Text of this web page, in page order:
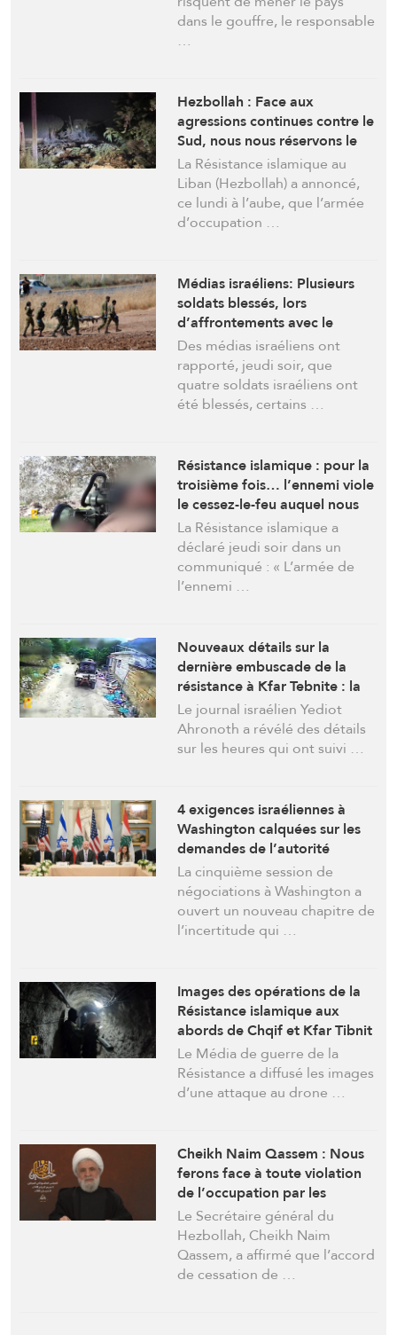
dans le gouffre, le responsable
…
Hezbollah : Face aux
agressions continues contre le
Sud, nous nous réservons le
droit plein et entier de
défendre notre patrie
La Résistance islamique au
Liban (Hezbollah) a annoncé,
ce lundi à l’aube, que l’armée
d’occupation …
Médias israéliens: Plusieurs
soldats blessés, lors
d’affrontements avec le
Hezbollah au sud du Liban
Des médias israéliens ont
rapporté, jeudi soir, que
quatre soldats israéliens ont
été blessés, certains …
Résistance islamique : pour la
troisième fois… l’ennemi viole
le cessez-le-feu auquel nous
nous sommes engagés jusqu’à
présent
La Résistance islamique a
déclaré jeudi soir dans un
communiqué : « L’armée de
l’ennemi …
Nouveaux détails sur la
dernière embuscade de la
résistance à Kfar Tebnite : la
zone était en feu
Le journal israélien Yediot
Ahronoth a révélé des détails
sur les heures qui ont suivi …
4 exigences israéliennes à
Washington calquées sur les
demandes de l’autorité
libanaise soumise à la tutelle
La cinquième session de
négociations à Washington a
ouvert un nouveau chapitre de
l’incertitude qui …
Images des opérations de la
Résistance islamique aux
abords de Chqif et Kfar Tibnit
Le Média de guerre de la
Résistance a diffusé les images
d’une attaque au drone …
Cheikh Naim Qassem : Nous
ferons face à toute violation
de l’occupation par les
moyens que nous jugerons
appropriés, et « Israël » ne
restera pas au Liban
Le Secrétaire général du
Hezbollah, Cheikh Naim
Qassem, a affirmé que l’accord
de cessation de …